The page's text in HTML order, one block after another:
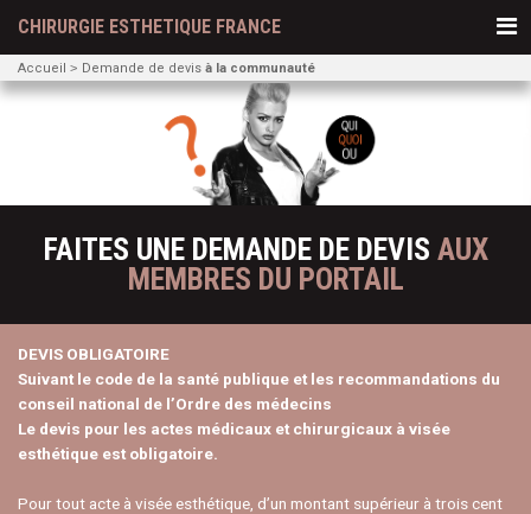
CHIRURGIE ESTHETIQUE FRANCE
Accueil Demande de devis à la communauté
FAITES UNE DEMANDE DE DEVIS AUX
MEMBRES DU PORTAIL
DEVIS OBLIGATOIRE
Suivant le code de la santé publique et les recommandations du
conseil national de l’Ordre des médecins
Le devis pour les actes médicaux et chirurgicaux à visée
esthétique est obligatoire.
Pour tout acte à visée esthétique, d’un montant supérieur à trois cent